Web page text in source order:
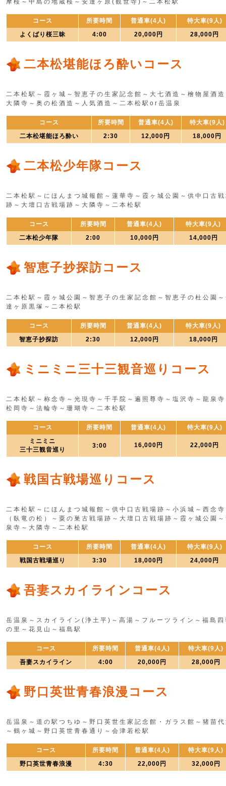
摩桜～中島の地蔵桜～安達ヶ原(観世寺)～二本松駅
コース 所要時間 普通車(4人)
特大車(9人)
よくばり桜三昧
4:00 20,000円 28,000円
二本松堪能ほろ酔いコース
二本松駅～霞ヶ城～智恵子の生家記念館～大七酒造～檜物屋酒
大隣寺～奥の松酒造～人気酒造～二本松駅or岳温泉
コース 所要時間 普通車(4人)
特大車(9人)
二本松堪能ほろ酔い
2:30 12,000円 18,000円
二本松少年隊コース
二本松駅～にほんまつ城報館～蓮華寺～霞ヶ城公園～供中口古
跡～大壇口古戦場跡～大隣寺～二本松駅
コース 所要時間 普通車(4人)
特大車(9人)
二本松少年隊
2:00 10,000円 14,000円
智恵子抄探訪コース
二本松駅～霞ヶ城公園～智恵子の生家記念館～智恵子の杜公園
達ヶ原黒塚～二本松駅
コース 所要時間 普通車(4人)
特大車(9人)
智恵子抄探訪
2:30 12,000円 18,000円
ミニミニ三十三観音巡りコース
二本松駅～称念寺～光現寺～千手院～遍照尊寺～塩沢寺～龍泉
松岡寺～法輪寺～珊瑚寺～二本松駅
コース 所要時間 普通車(4人)
特大車(9人)
ミニミニ
三十三観音巡り
3:00 16,000円 22,000円
戦国古戦場巡りコース
二本松駅～にほんまつ城報館～供中口古戦場跡～小浜城～西念寺
（臥竜の松）～粟の巣古戦場跡～大壇口古戦場跡～霞ヶ城公園
泉寺～大隣寺～二本松駅
コース 所要時間 普通車(4人)
特大車(9人)
戦国古戦場巡り
3:30 18,000円 24,000円
吾妻スカイラインコース
岳温泉～スカイライン(浄土平)～高湯～フルーツライン～福島
の里～花見山～福島駅
コース 所要時間 普通車(4人)
特大車(9人)
吾妻スカイライン
4:00 20,000円 28,000円
野口英世青春浪漫コース
岳温泉～道の駅つちゆ～野口英世生家記念館・ガラス館～猪苗
～鶴ヶ城～野口英世青春通り～会津若松駅
コース 所要時間 普通車(4人)
特大車(9人)
野口英世青春浪漫
4:30 22,000円 32,000円